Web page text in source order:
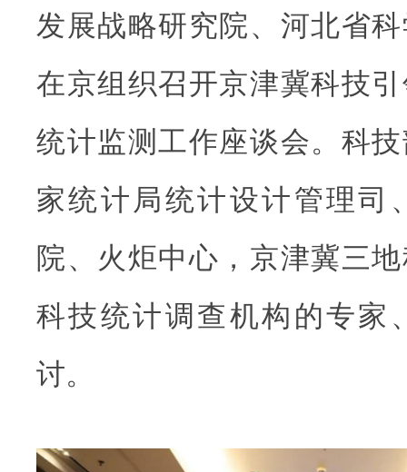
发展战略研究院、河北省
在京组织召开京津冀科技
统计监测工作座谈会。科
家统计局统计设计管理司
院、火炬中心，京津冀三
科技统计调查机构的专家
讨。